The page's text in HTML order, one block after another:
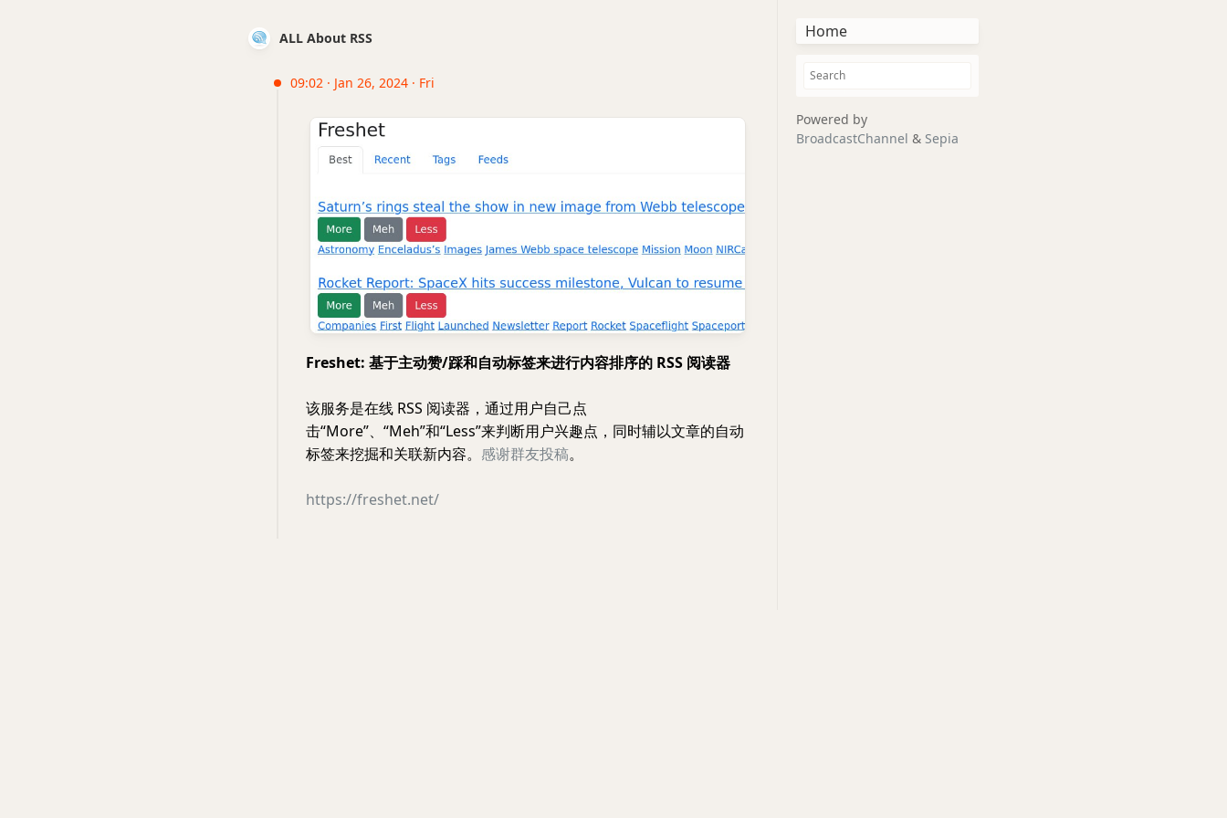
ALL About RSS
09:02 · Jan 26, 2024 · Fri
Freshet: 基于主动赞/踩和自动标签来进行内容排序的 RSS 阅读器
该服务是在线 RSS 阅读器，通过用户自己点
击“More”、“Meh”和“Less”来判断用户兴趣点，同时辅以文章的自动
标签来挖掘和关联新内容。 感谢群友投稿。
https://freshet.net/
Home
Powered by
BroadcastChannel & Sepia